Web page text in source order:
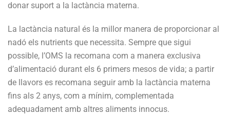
donar suport a la lactància materna.
La lactància natural és la millor manera de proporcionar al
nadó els nutrients que necessita. Sempre que sigui
possible, l’OMS la recomana com a manera exclusiva
d’alimentació durant els 6 primers mesos de vida; a partir
de llavors es recomana seguir amb la lactància materna
fins als 2 anys, com a mínim, complementada
adequadament amb altres aliments innocus.